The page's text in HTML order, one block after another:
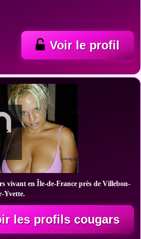
Voir le profil
vivant en Île-de-France près de Villebon-
Yvette.
les profils cougars